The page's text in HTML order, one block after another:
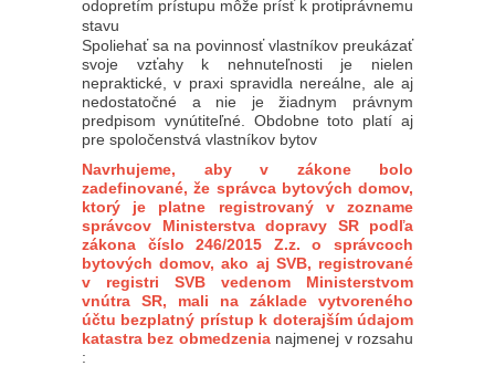
odopretím prístupu môže prísť k protiprávnemu
stavu
Spoliehať sa na povinnosť vlastníkov preukázať
svoje vzťahy k nehnuteľnosti je nielen
nepraktické, v praxi spravidla nereálne, ale aj
nedostatočné a nie je žiadnym právnym
predpisom vynútiteľné. Obdobne toto platí aj
pre spoločenstvá vlastníkov bytov
Navrhujeme, aby v zákone bolo
zadefinované, že správca bytových domov,
ktorý je platne registrovaný v zozname
správcov Ministerstva dopravy SR podľa
zákona číslo 246/2015 Z.z. o správcoch
bytových domov, ako aj SVB, registrované
v registri SVB vedenom Ministerstvom
vnútra SR, mali na základe vytvoreného
účtu bezplatný prístup k doterajším údajom
katastra bez obmedzenianajmenej v rozsahu
: